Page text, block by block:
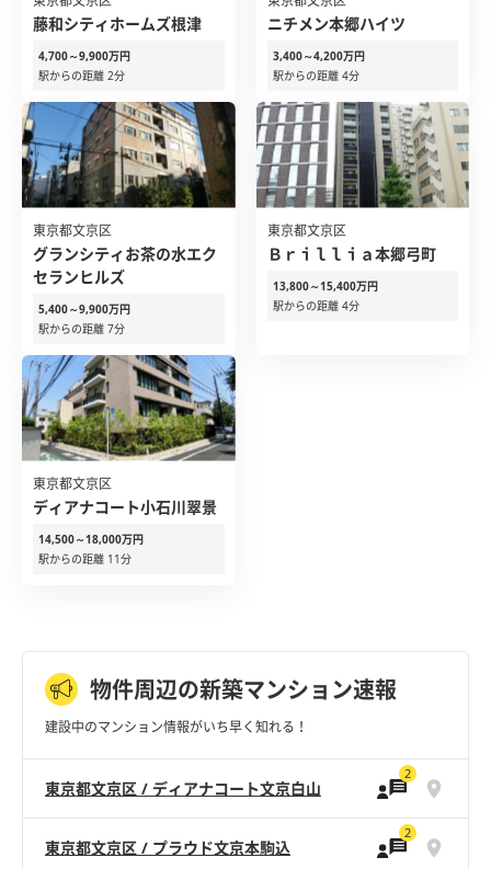
藤和シティホームズ根津
4,700～9,900万円
駅からの距離 2分
ニチメン本郷ハイツ
3,400～4,200万円
駅からの距離 4分
東京都文京区
グランシティお茶の水エク
セランヒルズ
5,400～9,900万円
駅からの距離 7分
東京都文京区
Ｂｒｉｌｌｉａ本郷弓町
13,800～15,400万円
駅からの距離 4分
東京都文京区
ディアナコート小石川翠景
14,500～18,000万円
駅からの距離 11分
物件周辺の新築マンション速報
建設中のマンション情報がいち早く知れる！
東京都文京区 / ディアナコート文京白山
2
東京都文京区 / プラウド文京本駒込
2